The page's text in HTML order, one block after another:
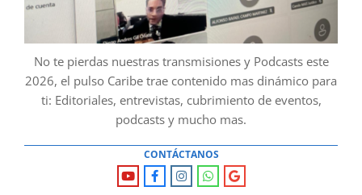
No te pierdas nuestras transmisiones y Podcasts este
2026, el pulso Caribe trae contenido mas dinámico para
ti: Editoriales, entrevistas, cubrimiento de eventos,
podcasts y mucho mas.
CONTÁCTANOS